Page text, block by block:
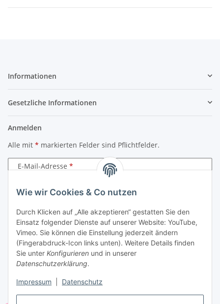
Wie wir Cookies & Co nutzen
Durch Klicken auf „Alle akzeptieren“ gestatten Sie den
Einsatz folgender Dienste auf unserer Website: YouTube,
Vimeo. Sie können die Einstellung jederzeit ändern
(Fingerabdruck-Icon links unten). Weitere Details finden
Sie unter Konfigurieren und in unserer
Datenschutzerklärung.
Impressum Datenschutz
Informationen
Gesetzliche Informationen
Anmelden
Alle mit * markierten Felder sind Pflichtfelder.
E-Mail-Adresse
Passwort
Anmelden
Passwort vergessen
Neu hier?Jetzt registrieren!